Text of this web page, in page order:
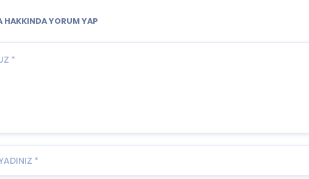
HAKKINDA YORUM YAP